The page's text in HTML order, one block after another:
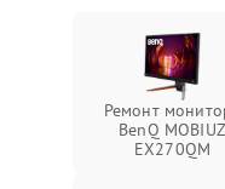
Ремонт
BenQ MOBIUZ
EX270QM